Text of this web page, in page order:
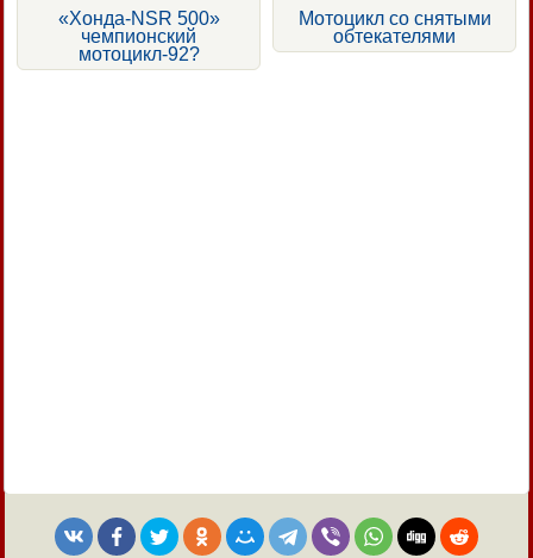
«Хонда-NSR 500»
чемпионский
мотоцикл-92?
Мотоцикл со снятыми
обтекателями